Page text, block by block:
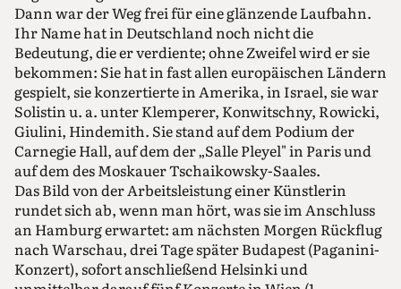
Dann war der Weg frei für eine glänzende Laufbahn.
Ihr Name hat in Deutschland noch nicht die
Bedeutung, die er verdiente; ohne Zweifel wird er sie
bekommen: Sie hat in fast allen europäischen Ländern
gespielt, sie konzertierte in Amerika, in Israel, sie war
Solistin u. a. unter Klemperer, Konwitschny, Rowicki,
Giulini, Hindemith. Sie stand auf dem Podium der
Carnegie Hall, auf dem der „Salle Pleyel" in Paris und
auf dem des Moskauer Tschaikowsky-Saales.
Das Bild von der Arbeitsleistung einer Künstlerin
rundet sich ab, wenn man hört, was sie im Anschluss
an Hamburg erwartet: am nächsten Morgen Rückflug
nach Warschau, drei Tage später Budapest (Paganini-
Konzert), sofort anschließend Helsinki und